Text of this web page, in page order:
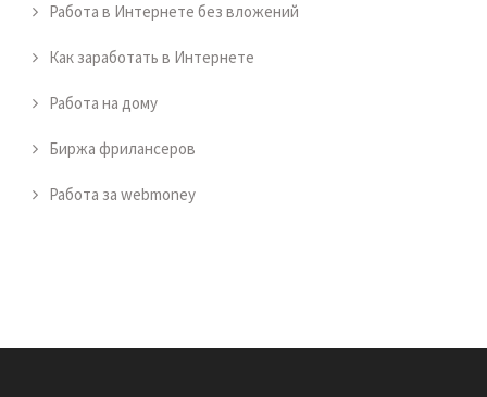
Работа в Интернете без вложений
Как заработать в Интернете
Работа на дому
Биржа фрилансеров
Работа за webmoney